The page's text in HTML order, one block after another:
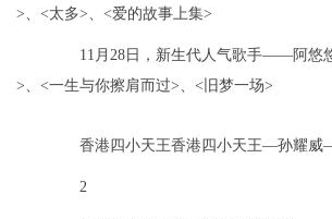
>、<太多>、<爱的故事上集>
11月28日，新生代人气歌手——阿悠
>、<一生与你擦肩而过>、<旧梦一场>
香港四小天王香港四小天王—孙耀
2